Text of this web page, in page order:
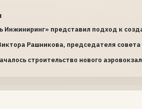
Инжиниринг» представил подход к
Рашникова, председателя
строительство нового